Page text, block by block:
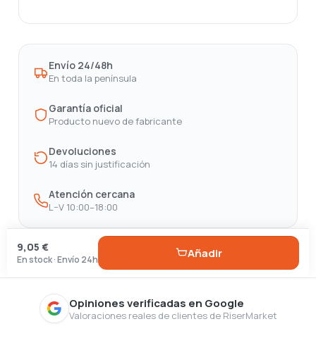
Envío 24/48h
En toda la península
Garantía oficial
Producto nuevo de fabricante
Devoluciones
14 días sin justificación
Atención cercana
L–V 10:00–18:00
9,05 €
En stock · Envío 24h Añadir
Opiniones verificadas en Google
Valoraciones reales de clientes de RiserMarket